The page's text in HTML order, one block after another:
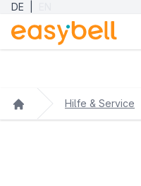
Zum Hauptinhalt springen
DE
Hilfe & Service